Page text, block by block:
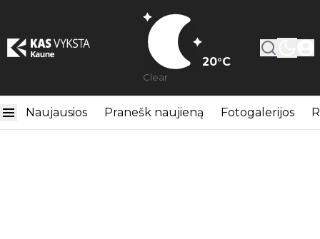
20°C
Clear
Naujausios Pranešk naujieną Fotogalerijos